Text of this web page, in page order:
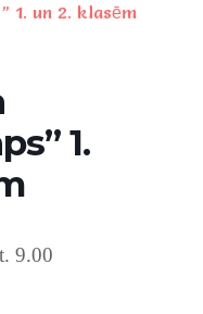
1. un 2. klasēm
1.
9.00